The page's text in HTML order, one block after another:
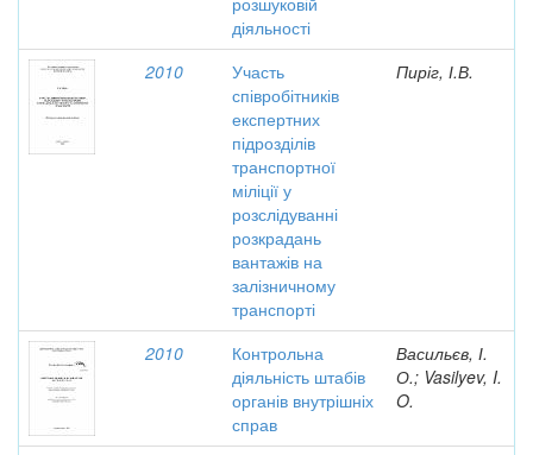
діяльності
2010
Участь
співробітників
експертних
підрозділів
транспортної
міліції у
розслідуванні
розкрадань
вантажів на
залізничному
транспорті
Пиріг, І.В.
2010
Контрольна
діяльність штабів
органів внутрішніх
справ
Васильєв, І.
О.; Vasilyev, I.
O.